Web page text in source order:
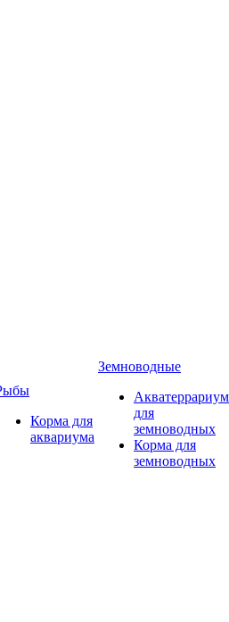
Корма для
аквариума
Земноводные
для
земноводных
Корма для
земноводных